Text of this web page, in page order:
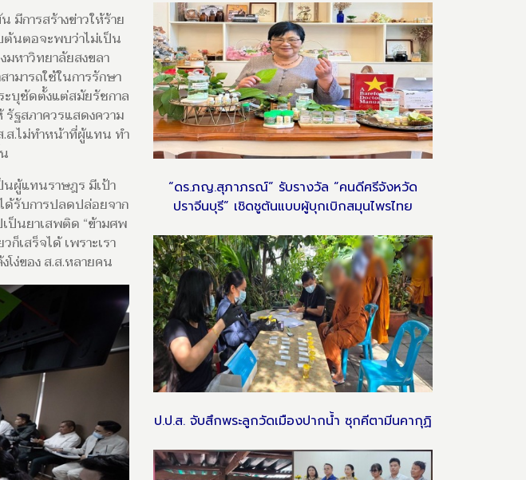
การสร้างข่าวให้ร้าย
นตอจะพบว่าไม่เป็น
หาวิทยาลัยสงขลา
มารถใช้ในการรักษา
ะบุชัดตั้งแต่สมัยรัชกาล
ฐสภาควรแสดงความ
ส.ไม่ทำหน้าที่ผู้แทน ทำ
นผู้แทนราษฎร มีเป้า
ด้รับการปลดปล่อยจาก
ป็นยาเสพติด “ข้ามศพ
เสร็จได้ เพราะเรา
ง่ของ ส.ส.หลายคน
“ดร.ภญ.สุภาภรณ์” รับรางวัล “คนดีศรีจังหวัด
ปราจีนบุรี” เชิดชูต้นแบบผู้บุกเบิกสมุนไพรไทย
ป.ป.ส. จับสึกพระลูกวัดเมืองปากน้ำ ซุกคีตามีนคากุฏิ